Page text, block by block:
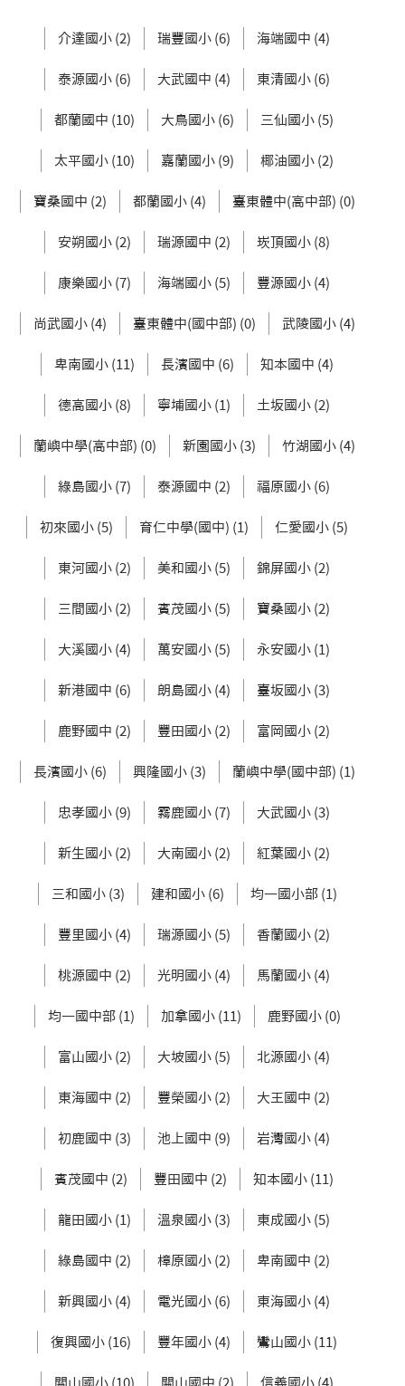
介達國小 (2) 瑞豐國小 (6) 海端國中 (4)
泰源國小 (6) 大武國中 (4) 東清國小 (6)
都蘭國中 (10) 大鳥國小 (6) 三仙國小 (5)
太平國小 (10) 嘉蘭國小 (9) 椰油國小 (2)
寶桑國中 (2) 都蘭國小 (4) 臺東體中(高中部) (0)
安朔國小 (2) 瑞源國中 (2) 崁頂國小 (8)
康樂國小 (7) 海端國小 (5) 豐源國小 (4)
尚武國小 (4) 臺東體中(國中部) (0) 武陵國小 (4)
卑南國小 (11) 長濱國中 (6) 知本國中 (4)
德高國小 (8) 寧埔國小 (1) 土坂國小 (2)
蘭嶼中學(高中部) (0) 新園國小 (3) 竹湖國小 (4)
綠島國小 (7) 泰源國中 (2) 福原國小 (6)
初來國小 (5) 育仁中學(國中) (1) 仁愛國小 (5)
東河國小 (2) 美和國小 (5) 錦屏國小 (2)
三間國小 (2) 賓茂國小 (5) 寶桑國小 (2)
大溪國小 (4) 萬安國小 (5) 永安國小 (1)
新港國中 (6) 朗島國小 (4) 臺坂國小 (3)
鹿野國中 (2) 豐田國小 (2) 富岡國小 (2)
長濱國小 (6) 興隆國小 (3) 蘭嶼中學(國中部) (1)
忠孝國小 (9) 霧鹿國小 (7) 大武國小 (3)
新生國小 (2) 大南國小 (2) 紅葉國小 (2)
三和國小 (3) 建和國小 (6) 均一國小部 (1)
豐里國小 (4) 瑞源國小 (5) 香蘭國小 (2)
桃源國中 (2) 光明國小 (4) 馬蘭國小 (4)
均一國中部 (1) 加拿國小 (11) 鹿野國小 (0)
富山國小 (2) 大坡國小 (5) 北源國小 (4)
東海國中 (2) 豐榮國小 (2) 大王國中 (2)
初鹿國中 (3) 池上國中 (9) 岩灣國小 (4)
賓茂國中 (2) 豐田國中 (2) 知本國小 (11)
龍田國小 (1) 溫泉國小 (3) 東成國小 (5)
綠島國中 (2) 樟原國小 (2) 卑南國中 (2)
新興國小 (4) 電光國小 (6) 東海國小 (4)
復興國小 (16) 豐年國小 (4) 鸞山國小 (11)
關山國小 (10) 關山國中 (2) 信義國小 (4)